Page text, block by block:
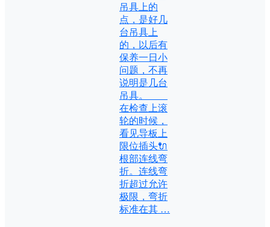
吊具上的
点，是好几
台吊具上
的，以后有
保养一日小
问题，不再
说明是几台
吊具。
在检查上滚
轮的时候，
看见导板上
限位插头🔌
根部连线弯
折。连线弯
折超过允许
极限，弯折
标准在其 …